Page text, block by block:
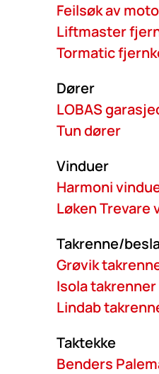
Feilsøk av
Liftmaster
Tormatic
Dører
LOBAS
Tun dører
Vinduer
Harmoni
Løken Trevare
Takrenne/
Grøvik
Isola takrenner
Lindab
Taktekke
Benders